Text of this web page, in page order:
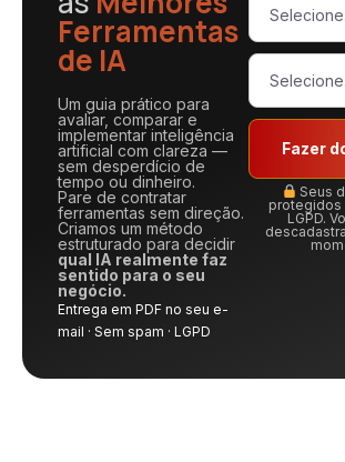
Ferramentas
de IA
Um guia prático para
avaliar, comparar e
implementar inteligência
artificial com clareza —
sem desperdício de
tempo ou dinheiro.
Pare de contratar
ferramentas sem direção.
Criamos um método
estruturado para decidir
qual IA realmente faz
sentido para o seu
negócio.
Entrega em PDF no seu e-
mail · Sem spam · LGPD
Fazer
Seus
protegidos
LGPD.